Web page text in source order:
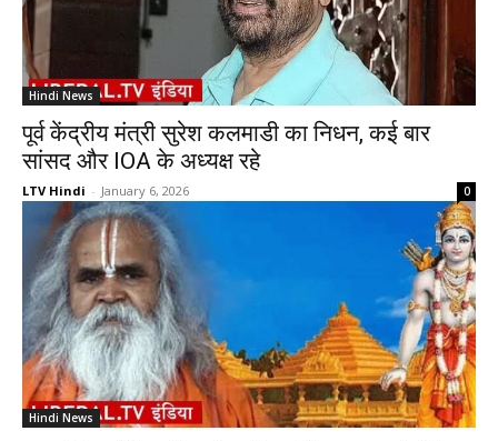
Hindi News
पूर्व केंद्रीय मंत्री सुरेश कलमाडी का निधन, कई बार
सांसद और IOA के अध्यक्ष रहे
LTV Hindi - January 6, 2026 0
Hindi News